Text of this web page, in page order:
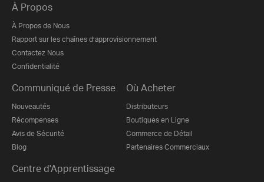
À Propos
À Propos de Nous
Rapport sur les chaînes d’approvisionnement
Contactez Nous
Confidentialité
Communiqué de Presse
Nouveautés
Récompenses
Avis de Sécurité
Blog
Où Acheter
Distributeurs
Boutiques en Ligne
Commerce de Détail
Partenaires Commerciaux
Centre d'Apprentissage